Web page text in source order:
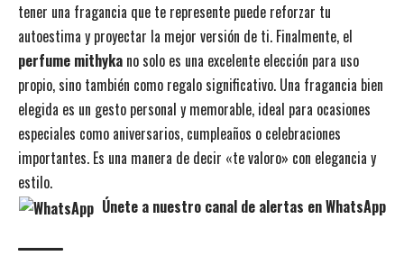
tener una fragancia que te represente puede reforzar tu
autoestima y proyectar la mejor versión de ti. Finalmente, el
perfume mithyka no solo es una excelente elección para uso
propio, sino también como regalo significativo. Una fragancia bien
elegida es un gesto personal y memorable, ideal para ocasiones
especiales como aniversarios, cumpleaños o celebraciones
importantes. Es una manera de decir «te valoro» con elegancia y
estilo.
Únete a nuestro canal de alertas en WhatsApp